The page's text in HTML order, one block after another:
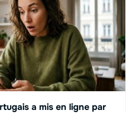
a mis en ligne par